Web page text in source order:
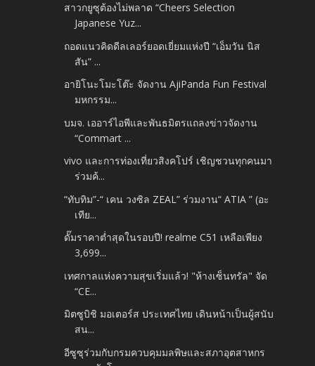
สาวกยูซุต้องไม่พลาด “Cheers Selection
Japanese Yuz...
ถอดแนวคิดดีลเลอร์ยอดเยี่ยมแห่งปี “เอ็มวัน นิส
สัน” ...
อายิโนะโมะโต๊ะ จัดงาน AjiPanda Fun Festival
มหกรรม...
บมจ. เออาร์ไอพีและพันธมิตรแถลงข่าวจัดงาน
“Commart ...
vivo และการท่องเที่ยวสิงคโปร์ เชิญชวนทุกคนมา
ร่วมค้...
“ทับทิม”-“ เคน วงซิล ZEAL” ร่วมงาน“ ATIA ” (อะ
เทีย...
ดั๊มราคาต่ำสุดในรอบปี! realme C51 เหลือเพียง
3,699...
เทศกาลแห่งความสุขเริ่มแล้ว! "ห้างเซ็นทรัล" จัด
“CE...
มิตซูบิชิ มอเตอร์ส ประเทศไทย เดินหน้าเป็นผู้สนับ
สน...
อีซูซุร่วมกับกรมควบคุมมลพิษและสภาอุตสาหกร